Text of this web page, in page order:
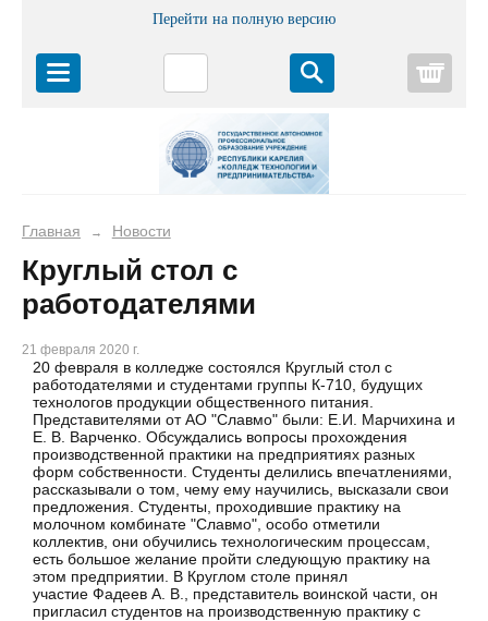
Перейти на полную версию
Главная → Новости
Круглый стол с
работодателями
21 февраля 2020 г.
20 февраля в колледже состоялся Круглый стол с
работодателями и студентами группы К-710, будущих
технологов продукции общественного питания.
Представителями от АО "Славмо" были: Е.И. Марчихина и
Е. В. Варченко. Обсуждались вопросы прохождения
производственной практики на предприятиях разных
форм собственности. Студенты делились впечатлениями,
рассказывали о том, чему ему научились, высказали свои
предложения. Студенты, проходившие практику на
молочном комбинате "Славмо", особо отметили
коллектив, они обучились технологическим процессам,
есть большое желание пройти следующую практику на
этом предприятии. В Круглом столе принял
участие Фадеев А. В., представитель воинской части, он
пригласил студентов на производственную практику с